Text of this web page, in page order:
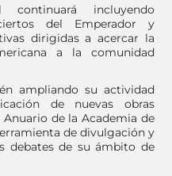
continuará incluyendo
del Emperador y
dirigidas a acercar la
a la comunidad
ampliando su actividad
de nuevas obras
de la Academia de
de divulgación y
debates de su ámbito de